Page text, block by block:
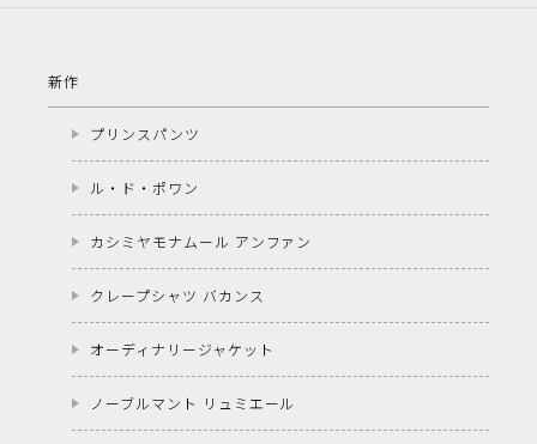
新作
プリンスパンツ
ル・ド・ポワン
カシミヤモナムール アンファン
クレープシャツ バカンス
オーディナリージャケット
ノーブルマント リュミエール